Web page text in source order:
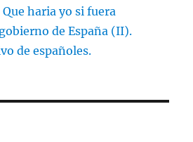
Que haria yo si fuera
de España (II).
de españoles.